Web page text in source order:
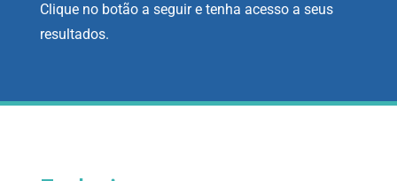
Clique no botão a seguir e tenha acesso a seus
resultados.